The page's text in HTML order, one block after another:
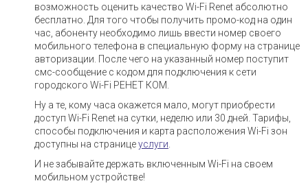
возможность оценить качество Wi-Fi Renet абсолютно
бесплатно. Для того чтобы получить промо-код на один
час, абоненту необходимо лишь ввести номер своего
мобильного телефона в специальную форму на странице
авторизации. После чего на указанный номер поступит
смс-сообщение с кодом для подключения к сети
городского Wi-Fi РЕНЕТ КОМ.
Ну а те, кому часа окажется мало, могут приобрести
доступ Wi-Fi Renet на сутки, неделю или 30 дней. Тарифы,
способы подключения и карта расположения Wi-Fi зон
доступны на страницеуслуги
И не забывайте держать включенным Wi-Fi на своем
мобильном устройстве!